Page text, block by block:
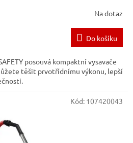
Na dotaz
Do košíku
posouvá kompaktní vysavače
těšit prvotřídnímu výkonu, lepší
Kód: 107420043